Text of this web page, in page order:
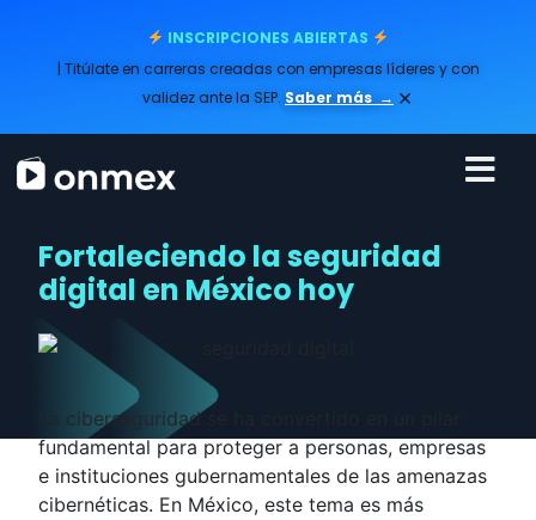
INSCRIPCIONES ABIERTAS
| Titúlate en carreras creadas con empresas líderes y con
validez ante la SEP. Saber más → ×
Fortaleciendo la seguridad
digital en México hoy
La ciberseguridad se ha convertido en un pilar
fundamental para proteger a personas, empresas
e instituciones gubernamentales de las amenazas
cibernéticas. En México, este tema es más